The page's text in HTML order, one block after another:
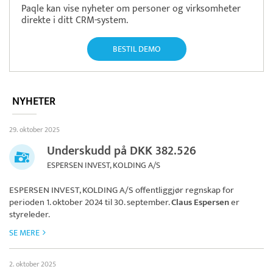
Paqle kan vise nyheter om personer og virksomheter
direkte i ditt CRM-system.
BESTIL DEMO
NYHETER
29. oktober 2025
Underskudd på DKK 382.526
ESPERSEN INVEST, KOLDING A/S
ESPERSEN INVEST, KOLDING A/Soffentliggjør regnskap for
perioden 1. oktober 2024 til 30. september.Claus Espersener
styreleder.
SE MERE
2. oktober 2025